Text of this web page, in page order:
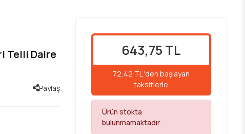
Telli Daire
Paylaş
643,75 TL
72,42 TL 'den başlayan
taksitlerle
Ürün stokta
bulunmamaktadır.